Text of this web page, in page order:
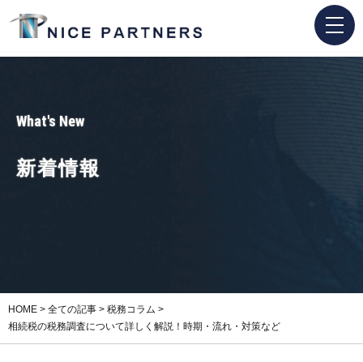
What's New
新着情報
HOME > 全ての記事 > 税務コラム >
相続税の税務調査について詳しく解説！時期・流れ・対策など